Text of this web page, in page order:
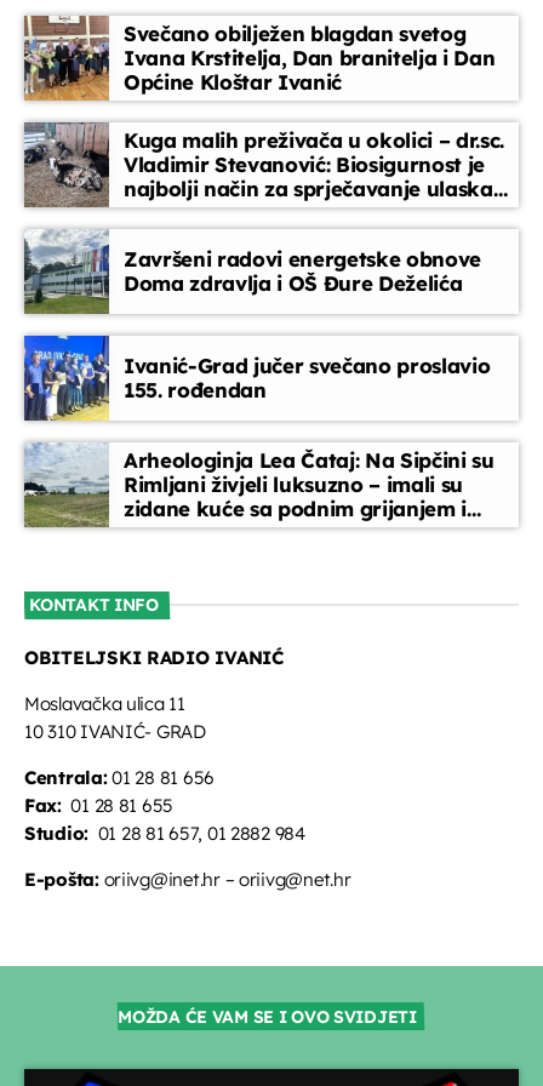
Servisne informacije
07:30 - 08:00
Horoskop
08:00 - 08:10
Melodija dana
08:10 - 08:15
Glazbeni blok
08:15 - 08:45
razgovore koji diraju. Kontakt-emisija u kojoj je srce uvijek
na prvom mjestu.Svečano obilježen blagdan svetog
Ivana Krstitelja, Dan branitelja i Dan
Općine Kloštar Ivanić
Kuga malih preživača u okolici – dr.sc.
Vladimir Stevanović: Biosigurnost je
najbolji način za sprječavanje ulaska
bolesti
Završeni radovi energetske obnove
Doma zdravlja i OŠ Đure Deželića
Ivanić-Grad jučer svečano proslavio
155. rođendan
Arheologinja Lea Čataj: Na Sipčini su
Rimljani živjeli luksuzno – imali su
zidane kuće sa podnim grijanjem i
oslikanim zidovima
KONTAKT INFO
OBITELJSKI RADIO IVANIĆ
Moslavačka ulica 11
10 310 IVANIĆ- GRAD
Centrala:01 28 81 656
Fax:01 28 81 655
Studio: 01 28 81 657, 01 2882 984
E-pošta:oriivg@inet.hr – oriivg@net.hr
MOŽDA ĆE VAM SE I OVO SVIDJETI